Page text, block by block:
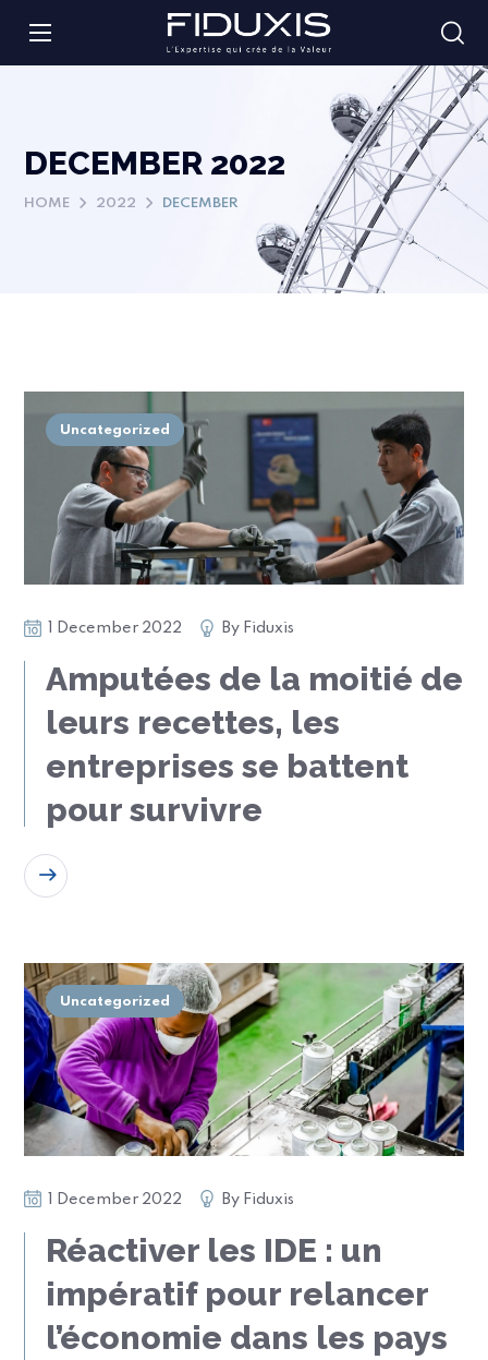
DECEMBER 2022
HOME 2022 DECEMBER
Uncategorized
1 December 2022 By Fiduxis
Amputées de la moitié de
leurs recettes, les
entreprises se battent
pour survivre
Uncategorized
1 December 2022 By Fiduxis
Réactiver les IDE : un
impératif pour relancer
l’économie dans les pays